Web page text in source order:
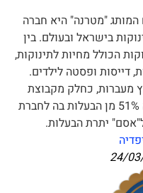
"מטרנה" היא חברה
בישראל ובעולם. בין
הכולל מחיות לתינוקות,
דייסות ופסטה לילדים.
בשנת 1981 בקיבוץ מעברות, כחלק מקבוצת
מוצרי מעברות. בשנת 2008 נמכרה 51% מן הבעלות בה לחברת
24/